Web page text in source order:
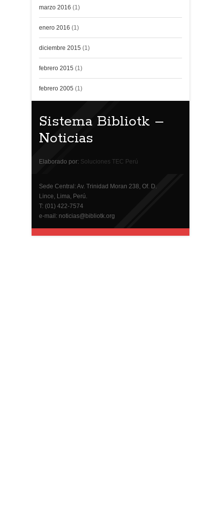
marzo 2016 (1)
enero 2016 (1)
diciembre 2015 (1)
febrero 2015 (1)
febrero 2005 (1)
Sistema Bibliotk –
Noticias
Elaborado por: Soluciones TEC Perú
Sede Central: Av. Trinidad Moran 238, Of. D.
Lince, Lima, Perú.
T: (01) 422-7574
e-mail: noticias@bibliotk.org